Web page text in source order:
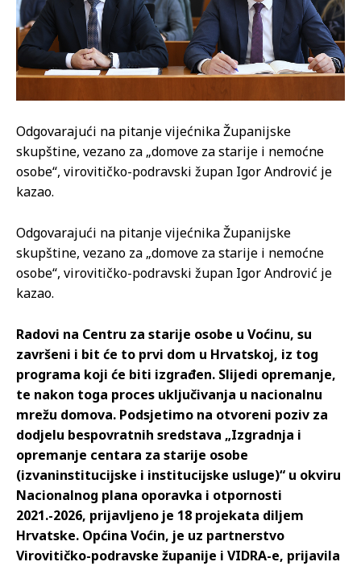
Odgovarajući na pitanje vijećnika Županijske
skupštine, vezano za „domove za starije i nemoćne
osobe“, virovitičko-podravski župan Igor Andrović je
kazao.
Odgovarajući na pitanje vijećnika Županijske
skupštine, vezano za „domove za starije i nemoćne
osobe“, virovitičko-podravski župan Igor Andrović je
kazao.
Radovi na Centru za starije osobe u Voćinu, su
završeni i bit će to prvi dom u Hrvatskoj, iz tog
programa koji će biti izgrađen. Slijedi opremanje,
te nakon toga proces uključivanja u nacionalnu
mrežu domova. Podsjetimo na otvoreni poziv za
dodjelu bespovratnih sredstava „Izgradnja i
opremanje centara za starije osobe
(izvaninstitucijske i institucijske usluge)“ u okviru
Nacionalnog plana oporavka i otpornosti
2021.-2026, prijavljeno je 18 projekata diljem
Hrvatske. Općina Voćin, je uz partnerstvo
Virovitičko-podravske županije i VIDRA-e, prijavila